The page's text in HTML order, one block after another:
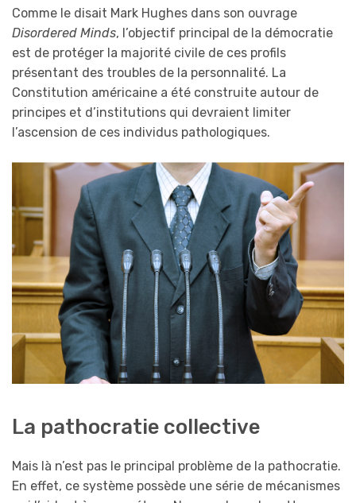
Comme le disait Mark Hughes dans son ouvrage
Disordered Minds, l’objectif principal de la démocratie
est de protéger la majorité civile de ces profils
présentant des troubles de la personnalité. La
Constitution américaine a été construite autour de
principes et d’institutions qui devraient limiter
l’ascension de ces individus pathologiques.
La pathocratie collective
Mais là n’est pas le principal problème de la pathocratie.
En effet, ce système possède une série de mécanismes